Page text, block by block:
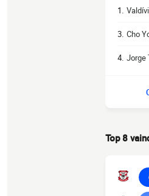
1.
3. Cho
4. Jorge
Top 8